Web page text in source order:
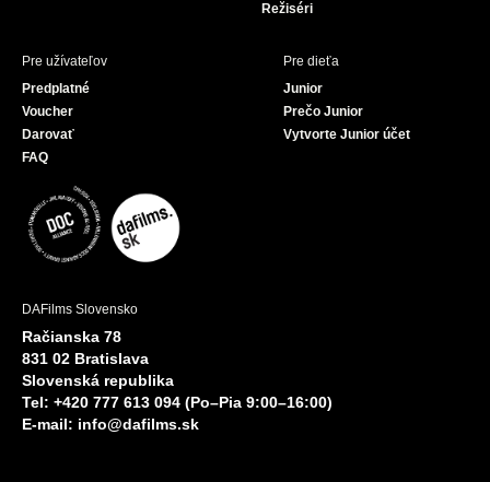
Režiséri
Pre užívateľov
Predplatné
Voucher
Darovať
FAQ
Pre dieťa
Junior
Prečo Junior
Vytvorte Junior účet
DAFilms Slovensko
Račianska 78
831 02 Bratislava
Slovenská republika
Tel: +420 777 613 094 (Po–Pia 9:00–16:00)
E-mail: info@dafilms.sk